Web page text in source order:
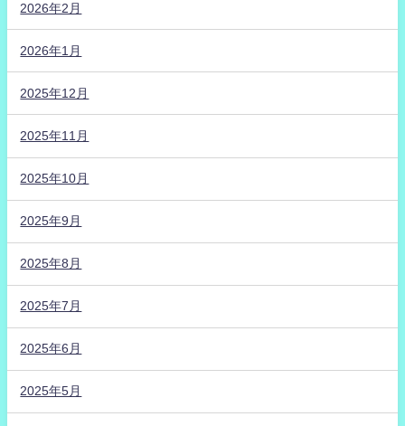
2026年2月
2026年1月
2025年12月
2025年11月
2025年10月
2025年9月
2025年8月
2025年7月
2025年6月
2025年5月